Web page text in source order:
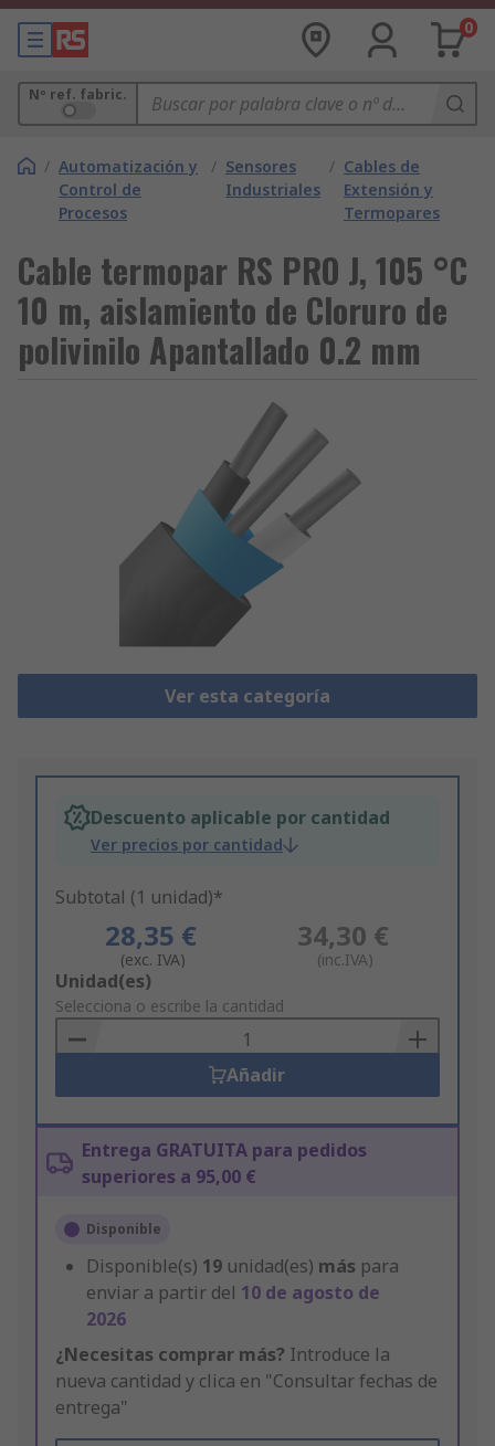
0
Nº ref. fabric.
/ Automatización y
Control de
Procesos
/ Sensores
Industriales
/ Cables de
Extensión y
Termopares
Cable termopar RS PRO J, 105 °C
10 m, aislamiento de Cloruro de
polivinilo Apantallado 0.2 mm
Ver esta categoría
Descuento aplicable por cantidad
Ver precios por cantidad
Subtotal (1 unidad)*
28,35 €
(exc. IVA)
34,30 €
(inc.IVA)
Add
to
Basket
Unidad(es)
Selecciona o escribe la cantidad
Añadir
Entrega GRATUITA para pedidos
superiores a 95,00 €
Disponible
Disponible(s) 19 unidad(es) más para
enviar a partir del 10 de agosto de
2026
¿Necesitas comprar más? Introduce la
nueva cantidad y clica en "Consultar fechas de
entrega"